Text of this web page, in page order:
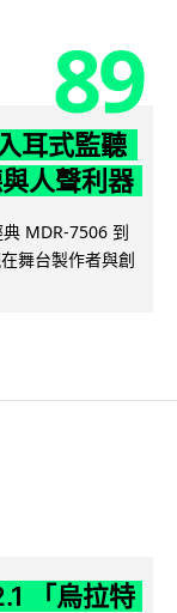
89
耳式監聽
人聲利器
MDR-7506 到
舞台製作者與創
「烏拉特